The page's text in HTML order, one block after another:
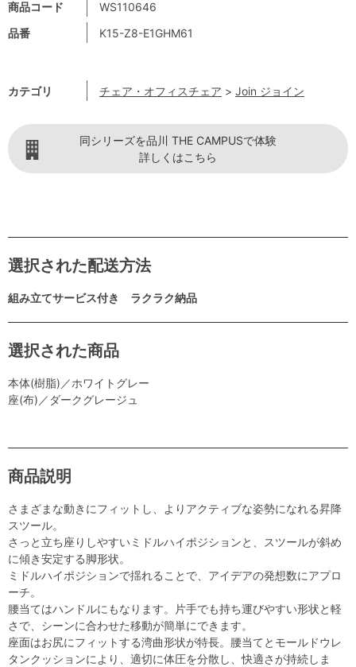
商品コード
WS110646
品番
K15-Z8-E1GHM61
カテゴリ チェア・オフィスチェア > Join ジョイン
同シリーズを品川 THE CAMPUSで体験
詳しくはこちら
選択された配送方法
組み立てサービス付き ラクラク納品
選択された商品
本体(樹脂)／ホワイトグレー
座(布)／ダークグレージュ
商品説明
さまざまな動きにフィットし、よりアクティブな姿勢になれる昇降
スツール。
さっと立ち座りしやすいミドルハイポジションと、スツールが斜め
に傾き安定する脚形状。
ミドルハイポジションで揺れることで、アイデアの発想数にアプロ
ーチ。
腰当てはハンドルにもなります。片手でも持ち運びやすい形状と軽
さで、シーンに合わせた移動が簡単にできます。
座面はお尻にフィットする湾曲形状が特長。腰当てとモールドウレ
タンクッションにより、適切に体圧を分散し、快適さが持続しま